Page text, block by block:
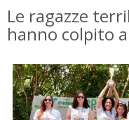
Le ragazze
hanno colpito